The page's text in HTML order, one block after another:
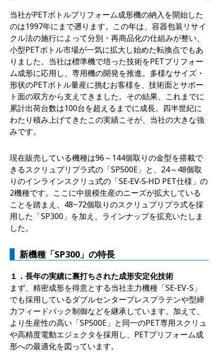
当社がPETボトルプリフォーム成形機の納入を開始した
のは1997年にまで遡ります。この年は、容器包装リサイ
クル法の施行によって分別・再商品化の仕組みが整い、
小型PETボトル市場が一気に拡大し始めた転換点でもあ
りました。当社は標準機で培った技術をPETプリフォー
ム成形に応用し、専用機の開発を推進。多様なサイズ・
形状のPETボトル量産に挑むお客様を、技術面とサポー
ト面の双方から支えてきました。その結果、これまでに
累計出荷台数は100台を超えるまでに成長。四半世紀に
わたり積み上げてきたこの実績こそが、当社の大きな強
みです。
現在販売している機種は96～144個取りの金型を搭載で
きるスクリュプリプラ式の「SP500E」と、24～48個取
りのインラインスクリュ式の「SE‑EV‑S‑HD PET仕様」の
2機種です。ここに中規模生産のニーズが拡大している
ことを踏まえ、48~72個取りのスクリュプリプラ式を採
用した「SP300」を加え、ラインナップを拡充いたしま
した。
新機種「SP300」の特長
１．長年の実績に裏打ちされた成形安定化技術
まず、精密成形を得意とする当社主力機種「SE-EV-S」
でも採用しているダブルセンタープレスプラテンや型締
力フィードバック制御などを継承しています。加えて、
より生産性の高い「SP500E」と同一のPET専用スクリュ
や高精度電動エジェクタを採用し、PETプリフォーム成
形への最適化を図っています。